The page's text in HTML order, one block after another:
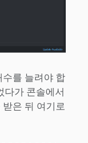
를 늘려야 합
다가 콘솔에서
은 뒤 여기로